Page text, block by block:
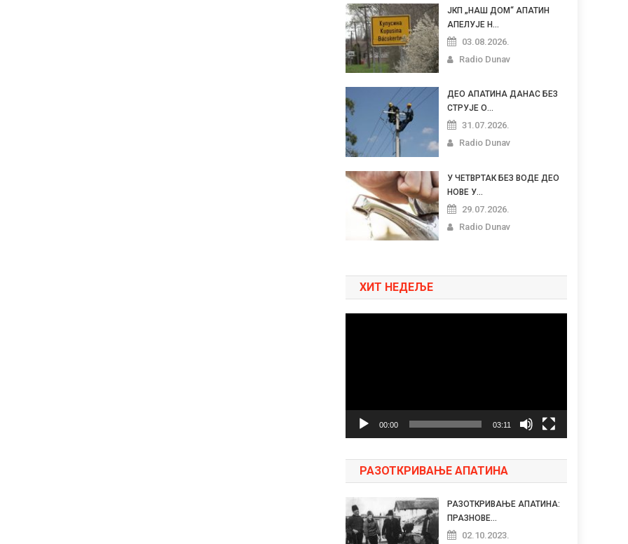
ЈКП „НАШ ДОМ“ АПАТИН
АПЕЛУЈЕ Н...
03.08.2026.
Radio Dunav
ДЕО АПАТИНА ДАНАС БЕЗ
СТРУЈЕ О...
31.07.2026.
Radio Dunav
У ЧЕТВРТАК БЕЗ ВОДЕ ДЕО
НОВЕ У...
29.07.2026.
Radio Dunav
ХИТ НЕДЕЉЕ
00:00 03:11
РАЗОТКРИВАЊЕ АПАТИНА
РАЗОТКРИВАЊЕ АПАТИНА:
ПРАЗНОВЕ...
02.10.2023.